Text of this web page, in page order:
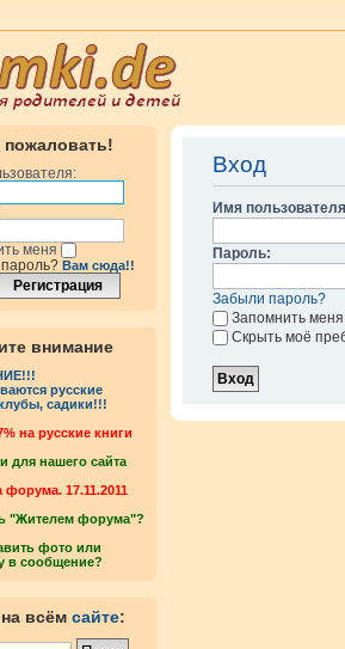
меня
Вам сюда!!
внимание
русские
садики!!!
на русские книги
для нашего сайта
форума. 17.11.2011
"Жителем форума"?
фото или
в сообщение?
всём сайте:
Вход
Имя
Пароль:
Забыли пароль?
Запомнить меня
Скрыть моё